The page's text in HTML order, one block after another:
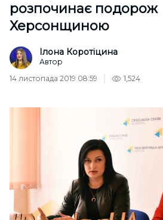
розпочинає подорож
Херсонщиною
Ілона Коротіцина
Автор
14 листопада 2019 08:59
1,524